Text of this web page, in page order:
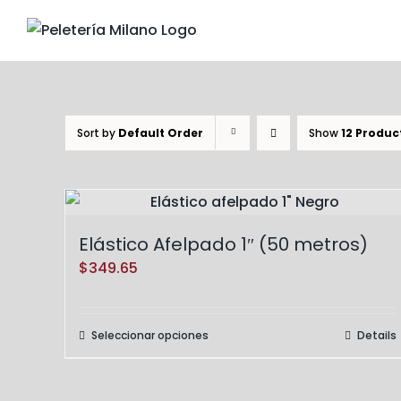
content
Sort by Default Order Show12
Elástico Afelpado 1″ (50 metros)
$349.65
Seleccionar opciones
producto
Details